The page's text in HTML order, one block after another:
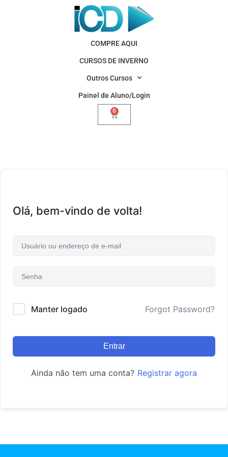
COMPRE AQUI
CURSOS DE INVERNO
Outros Cursos
Painel de Aluno/Login
0
Olá, bem-vindo de volta!
Manter logado Forgot Password?
Entrar
Ainda não tem uma conta? Registrar agora